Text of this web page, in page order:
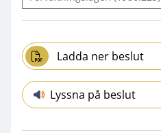
Ladda ner beslut
Lyssna på beslut